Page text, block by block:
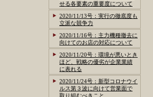
せる各要素の重要度について
2020/11/13号：実行の徹底度も
立派な競争力
2020/11/16号：主力機種撤去に
向けてのお店の対応について
2020/11/20号：環境が悪いとき
ほど、戦略の優劣が企業業績
に表れる
2020/11/24号：新型コロナウイ
ルス第３波に向けて営業面で
取り組むべきこと